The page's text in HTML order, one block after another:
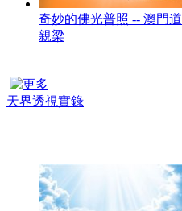
奇妙的佛光普照 -- 澳門道
親梁
天界透視實錄